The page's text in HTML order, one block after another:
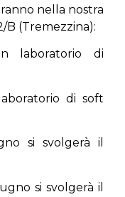
nella nostra
B (Tremezzina):
laboratorio di
di soft
si svolgerà il
si svolgerà il